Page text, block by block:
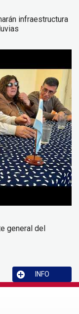
infraestructura
general del
INFO